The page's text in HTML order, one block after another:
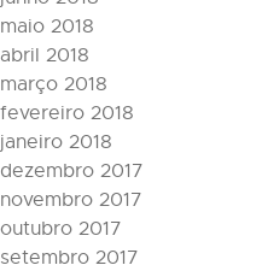
maio 2018
abril 2018
março 2018
fevereiro 2018
janeiro 2018
dezembro 2017
novembro 2017
outubro 2017
setembro 2017